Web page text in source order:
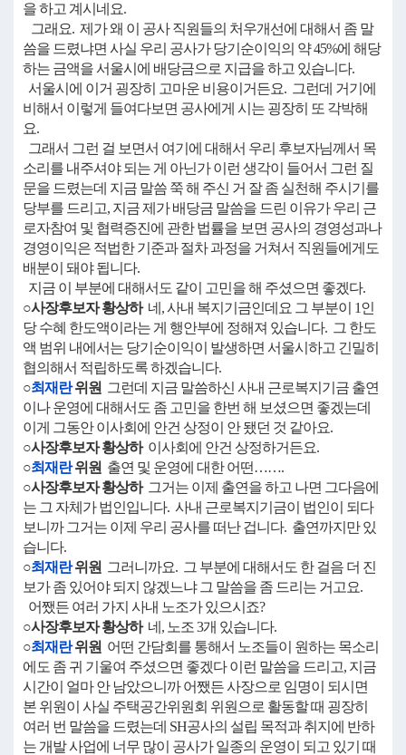
을 하고 계시네요.
그래요. 제가 왜 이 공사 직원들의 처우개선에 대해서 좀 말
씀을 드렸냐면 사실 우리 공사가 당기순이익의 약 45%에 해당
하는 금액을 서울시에 배당금으로 지급을 하고 있습니다.
서울시에 이거 굉장히 고마운 비용이거든요. 그런데 거기에
비해서 이렇게 들여다보면 공사에게 시는 굉장히 또 각박해
요.
그래서 그런 걸 보면서 여기에 대해서 우리 후보자님께서 목
소리를 내주셔야 되는 게 아닌가 이런 생각이 들어서 그런 질
문을 드렸는데 지금 말씀 쭉 해 주신 거 잘 좀 실천해 주시기를
당부를 드리고, 지금 제가 배당금 말씀을 드린 이유가 우리 근
로자참여 및 협력증진에 관한 법률을 보면 공사의 경영성과나
경영이익은 적법한 기준과 절차 과정을 거쳐서 직원들에게도
배분이 돼야 됩니다.
지금 이 부분에 대해서도 같이 고민을 해 주셨으면 좋겠다.
○사장후보자 황상하네, 사내 복지기금인데요 그 부분이 1인
당 수혜 한도액이라는 게 행안부에 정해져 있습니다. 그 한도
액 범위 내에서는 당기순이익이 발생하면 서울시하고 긴밀히
협의해서 적립하도록 하겠습니다.
○최재란위원 그런데 지금 말씀하신 사내 근로복지기금 출연
이나 운영에 대해서도 좀 고민을 한번 해 보셨으면 좋겠는데
이게 그동안 이사회에 안건 상정이 안 됐던 것 같아요.
○사장후보자 황상하이사회에 안건 상정하거든요.
○최재란위원 출연 및 운영에 대한 어떤…….
○사장후보자 황상하그거는 이제 출연을 하고 나면 그다음에
는 그 자체가 법인입니다. 사내 근로복지기금이 법인이 되다
보니까 그거는 이제 우리 공사를 떠난 겁니다. 출연까지만 있
습니다.
○최재란위원 그러니까요. 그 부분에 대해서도 한 걸음 더 진
보가 좀 있어야 되지 않겠느냐 그 말씀을 좀 드리는 거고요.
어쨌든 여러 가지 사내 노조가 있으시죠?
○사장후보자 황상하네, 노조 3개 있습니다.
○최재란위원 어떤 간담회를 통해서 노조들이 원하는 목소리
에도 좀 귀 기울여 주셨으면 좋겠다 이런 말씀을 드리고, 지금
시간이 얼마 안 남았으니까 어쨌든 사장으로 임명이 되시면
본 위원이 사실 주택공간위원회 위원으로 활동할 때 굉장히
여러 번 말씀을 드렸는데 SH공사의 설립 목적과 취지에 반하
는 개발 사업에 너무 많이 공사가 일종의 운영이 되고 있기 때